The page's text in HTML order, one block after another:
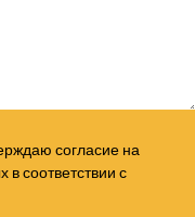
согласие на
соответствии с